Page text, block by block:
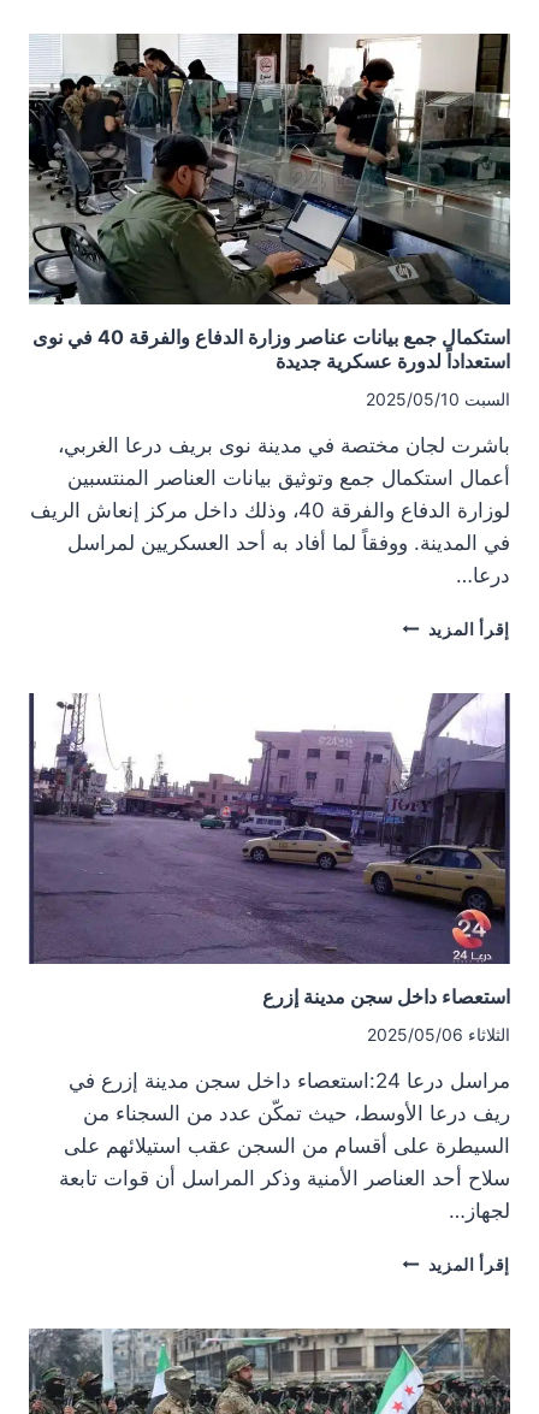
من
درعا
لوزارتي
الدفاع
والداخلية
يثير
موجة
غضب
استكمال جمع بيانات عناصر وزارة الدفاع والفرقة 40 في نوى
استعداداً لدورة عسكرية جديدة
السبت 2025/05/10
باشرت لجان مختصة في مدينة نوى بريف درعا الغربي،
أعمال استكمال جمع وتوثيق بيانات العناصر المنتسبين
لوزارة الدفاع والفرقة 40، وذلك داخل مركز إنعاش الريف
في المدينة. ووفقاً لما أفاد به أحد العسكريين لمراسل
درعا…
إقرأ المزيد استكمال
وزارة
الدفاع
والفرقة
40
في
نوى
استعداداً
لدورة
عسكرية
جديدة
استعصاء داخل سجن مدينة إزرع
الثلاثاء 2025/05/06
مراسل درعا 24:استعصاء داخل سجن مدينة إزرع في
ريف درعا الأوسط، حيث تمكّن عدد من السجناء من
السيطرة على أقسام من السجن عقب استيلائهم على
سلاح أحد العناصر الأمنية وذكر المراسل أن قوات تابعة
لجهاز…
إقرأ المزيد استعصاء
مدينة
إزرع